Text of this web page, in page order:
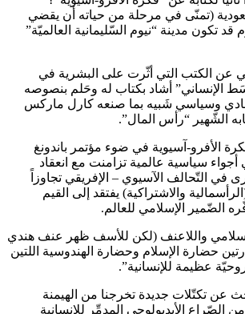
(تمنّى في مرحلة من حياته أن يقضي
قد تكون مدينة “نيوم السّليمانية العالميّة”
عن الكتب التي أثّرت على البشرية في
الإنساني” أشاد بكتاب له وحَلم بنصوصه
وسياسي شَبيه بما صنعه كارل ماركس
الشّهير “رأس المال”.
الأفرو-آسيوية في ضوء مؤتمر باندونغ
في أجواء سياسية عالمية تزامنت مع انعقاد
في التّحالف الآسيوي – الإفريقي تجاوزاً
والاشتراكية) يفتقد إلى القيم
الضّمير الإسلامي للعالم.
واللاعنف (لكن للأسف ظهر عنف هندي
حضارة الإسلام وحضارة الهندوسية اللتين
عظيمة للإنسانية”.
عن تكتّلات جديدة تخرجنا من الهيمنة
الصّراع الأيديولوجي المدمِّر للإنسانية